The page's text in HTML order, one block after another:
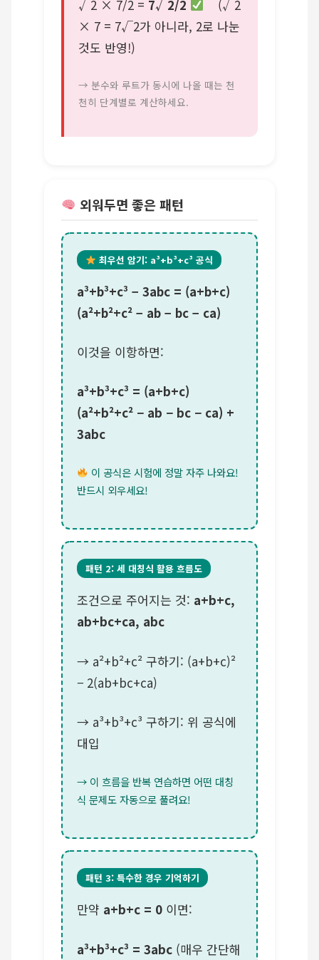
√2 × 7/2 = 7√2/2
(√2
× 7 = 7√2가 아니라, 2로 나눈
것도 반영!)
→ 분수와 루트가 동시에 나올 때는 천
천히 단계별로 계산하세요.
외워두면 좋은 패턴
최우선 암기: a³+b³+c³ 공식
a³+b³+c³ − 3abc = (a+b+c)
(a²+b²+c² − ab − bc − ca)
이것을 이항하면:
a³+b³+c³ = (a+b+c)
(a²+b²+c² − ab − bc − ca) +
3abc
이 공식은 시험에 정말 자주 나와요!
반드시 외우세요!
패턴 2: 세 대칭식 활용 흐름도
조건으로 주어지는 것: a+b+c,
ab+bc+ca, abc
→ a²+b²+c² 구하기: (a+b+c)²
− 2(ab+bc+ca)
→ a³+b³+c³ 구하기: 위 공식에
대입
→ 이 흐름을 반복 연습하면 어떤 대칭
식 문제도 자동으로 풀려요!
패턴 3: 특수한 경우 기억하기
만약 a+b+c = 0 이면:
a³+b³+c³ = 3abc (매우 간단해